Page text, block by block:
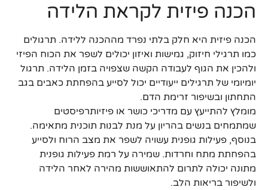
הכנה פיזית לקראת הלידה
הכנה פיזית היא חלק בלתי נפרד מההכנה ללידה. תרגולים
כמו תרגילי חיזוק, גמישות ואיזון יכולים לשפר את הכוח הפיזי
ולהכין את הגוף לעבודה הקשה שצפויה בזמן הלידה. תרגול
יומיומי של תרגילים ייעודיים יכול לסייע בהפחתת כאבים בגב
התחתון ובשיפור זרימת הדם.
מומלץ להתייעץ עם מדריכי כושר או פיזיותרפיסטים
שמתמחים בנשים בהריון על מנת לבנות תוכנית מתאימה.
בנוסף, פעילות גופנית עשויה לשפר את מצב הרוח ולסייע
בהפחתת מתח וחרדות. שמירה על רמת פעילות גופנית
מתונה יכולה לתרום להתאוששות מהירה לאחר הלידה
ולשיפור בריאות הלב.